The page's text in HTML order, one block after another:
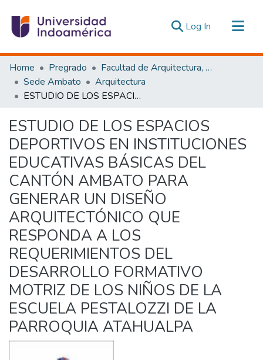
Log In (current)
Communities & Collections
All of DSpace
Statistics
Home Pregrado
Facultad de Arquitectura, Artes y Diseño
Sede Ambato
Arquitectura
ESTUDIO DE LOS ESPACIOS DEPORTIVOS EN INSTITUCIONES EDUCATIVAS BÁSICAS DEL CANTÓN AMBATO PARA GENERAR UN DISEÑO ARQUITECTÓNICO QUE RESPONDA A LOS REQUERIMIENTOS DEL DESARROLLO FORMATIVO MOTRIZ DE LOS NIÑOS DE LA ESCUELA PESTALOZZI DE LA PARROQUIA ATAHUALPA
ESTUDIO DE LOS ESPACIOS
DEPORTIVOS EN INSTITUCIONES
EDUCATIVAS BÁSICAS DEL
CANTÓN AMBATO PARA
GENERAR UN DISEÑO
ARQUITECTÓNICO QUE
RESPONDA A LOS
REQUERIMIENTOS DEL
DESARROLLO FORMATIVO
MOTRIZ DE LOS NIÑOS DE LA
ESCUELA PESTALOZZI DE LA
PARROQUIA ATAHUALPA